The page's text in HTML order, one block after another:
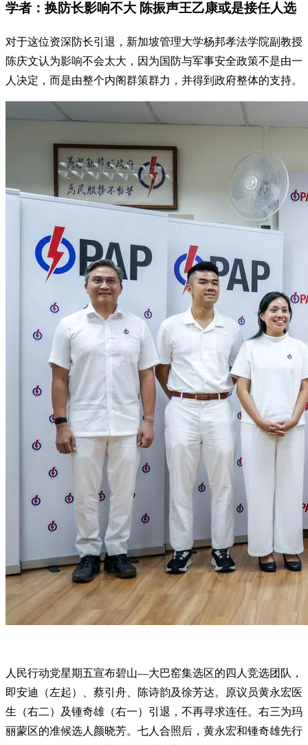
学者：换防长影响不大 陈振声王乙康或是接任人选
对于这位资深防长引退，新加坡管理大学杨邦孝法学院副教授
陈庆文认为影响不会太大，因为国防与军事安全政策不是由一
人决定，而是由整个内阁群策群力，并得到政府整体的支持。
人民行动党星期五宣布碧山—大巴窑集选区的四人竞选团队，
即安迪（左起）、蔡引舟、陈诗韵及徐芳达。原议员黄永宏医
生（右二）及锺奇雄（右一）引退，不再寻求连任。右三为玛
丽蒙区的准候选人颜晓芳。七人合照后，黄永宏和锺奇雄先行